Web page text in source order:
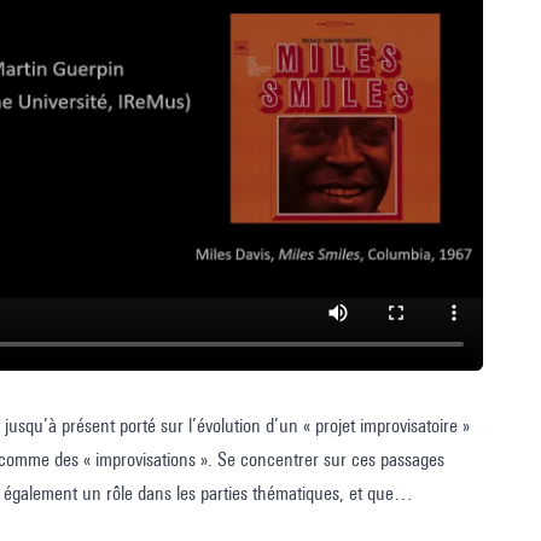
présent porté sur l’évolution d’un « projet improvisatoire »
des « improvisations ». Se concentrer sur ces passages
un rôle dans les parties thématiques, et que